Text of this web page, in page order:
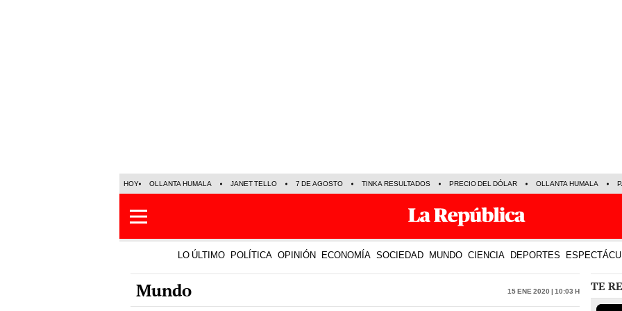
HOY OLLANTA HUMALA JANET TELLO 7 DE AGOSTO TINKA RESULTADOS PRECIO DEL DÓLAR OLLANTA HUMALA
LO ÚLTIMO POLÍTICA OPINIÓN ECONOMÍA SOCIEDAD MUNDO CIENCIA DEPORTES
Mundo 15 Ene 2020 | 10:03 h TE